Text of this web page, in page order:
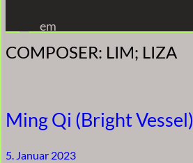
Inhalt
springen
em
COMPOSER: LIM; LIZA
Ming Qi (Bright Vessel)
5. Januar 2023